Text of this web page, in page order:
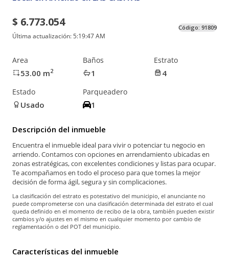
$ 6.773.054
Última actualización:5:19:47 AM
Código: 91809
Area
53.00 m2
Baños
1
Estrato
4
Estado
Usado
Parqueadero
1
Descripción del inmueble
Encuentra el inmueble ideal para vivir o potenciar tu negocio en
arriendo. Contamos con opciones en arrendamiento ubicadas en
zonas estratégicas, con excelentes condiciones y listas para ocupar.
Te acompañamos en todo el proceso para que tomes la mejor
decisión de forma ágil, segura y sin complicaciones.
La clasificación del estrato es potestativo del municipio, el anunciante no
puede comprometerse con una clasificación determinada del estrato el cual
queda definido en el momento de recibo de la obra, también pueden existir
cambios y/o ajustes en el mismo en cualquier momento por cambio de
reglamentación o del POT del municipio.
Características del inmueble